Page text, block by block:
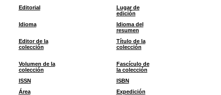
Editorial
Lugar de
edición
Idioma
Idioma del
resumen
Editor de la
colección
Título de la
colección
Volumen de la
colección
Fascículo de
la colección
ISSN
ISBN
Área
Expedición